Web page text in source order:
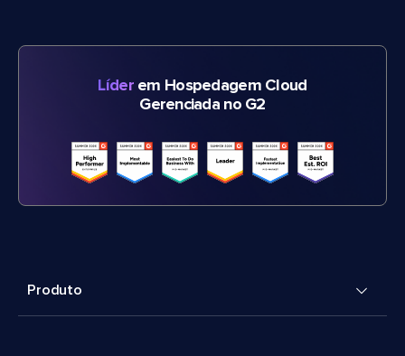
Líderem Hospedagem Cloud
Gerenciada no G2
Produto